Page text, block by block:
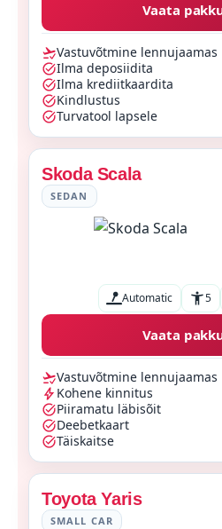
Vaata
Vastuvõtmine lennujaamas
Ilma deposiidita
Ilma krediitkaardita
Kindlustus
Turvatool lapsele
Skoda Scala
SEDAN
Automatic 5
Vaata
Vastuvõtmine lennujaamas
Kohene kinnitus
Piiramatu läbisõit
Deebetkaart
Täiskaitse
Toyota Yaris
SMALL CAR